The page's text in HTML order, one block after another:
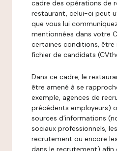
cadre des opérations de
restaurant, celui-ci peut
que vous lui
mentionnées dans votre
certaines conditions, être
fichier de candidats
Dans ce cadre, le
être amené à se
exemple, agences de
précédents employeurs)
sources d’informations
sociaux professionnels,
recrutement ou encore
dans le recrutement) afin